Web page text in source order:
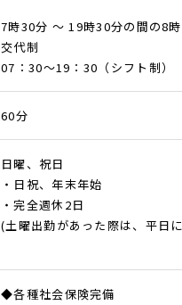
7時30分 ～ 19時30分の間の8
交代制
07：30～19：30（シフト制）
60分
日曜、祝日
・日祝、年末年始
・完全週休2日
(土曜出勤があった際は、平日
◆各種社会保険完備